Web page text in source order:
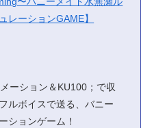
レーションGAME】
ーション＆KU100；で収
ルボイスで送る、バニー
ションゲーム！